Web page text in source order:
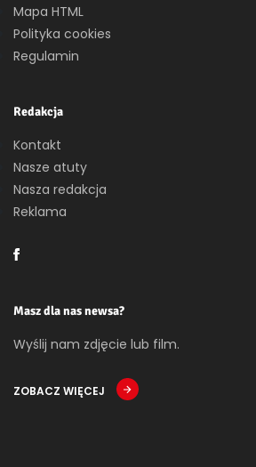
Mapa HTML
Polityka cookies
Regulamin
Redakcja
Kontakt
Nasze atuty
Nasza redakcja
Reklama
Masz dla nas newsa?
Wyślij nam zdjęcie lub film.
ZOBACZ WIĘCEJ